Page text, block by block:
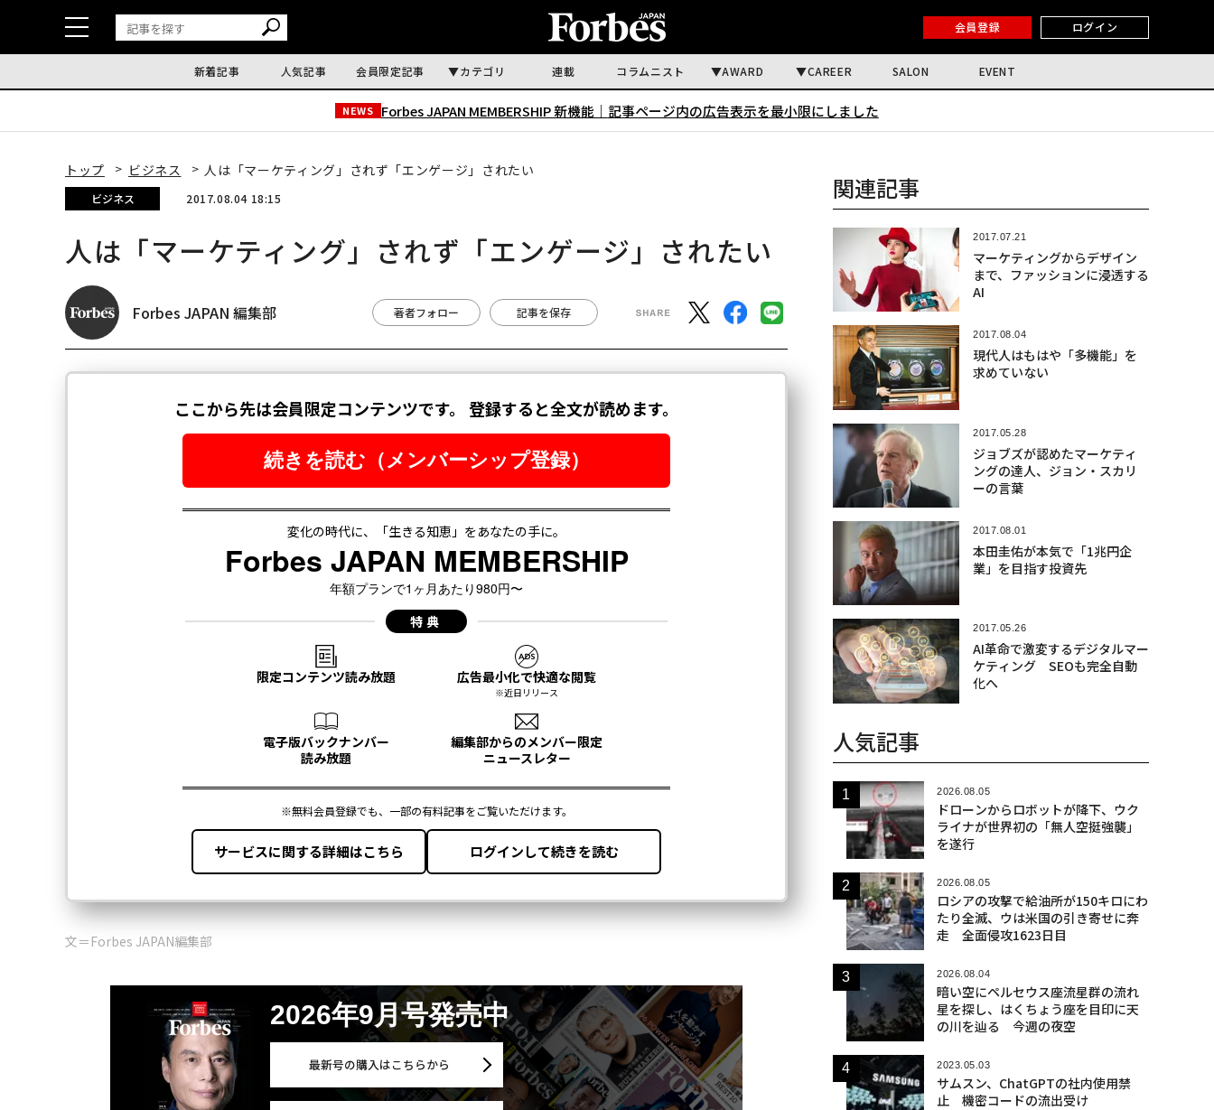
会員登録 ログイン
新着記事 人気記事 会員限定記事 カテゴリ 連載 コラムニスト AWARD CAREER SALON EVENT
NEWS Forbes JAPAN MEMBERSHIP 新機能｜ 記事ページ内の広告表示を最小限にしました
トップ ビジネス 人は「マーケティング」されず「エンゲージ」されたい
ビジネス 2017.08.04 18:15
人は「マーケティング」されず「エンゲージ」されたい
Forbes JAPAN 編集部 著者フォロー 記事を保存
文＝Forbes JAPAN編集部
2026年9月号発売中
最新号の購入はこちらから
関連記事
2017.07.21
マーケティングからデザイン
まで、ファッションに浸透する
AI
2017.08.04
現代人はもはや「多機能」を
求めていない
2017.05.28
ジョブズが認めたマーケティ
ングの達人、ジョン・スカリ
ーの言葉
2017.08.01
本田圭佑が本気で「1兆円企
業」を目指す投資先
2017.05.26
AI革命で激変するデジタルマー
ケティング SEOも完全自動
化へ
人気記事
2026.08.05
ドローンからロボットが降下、ウク
ライナが世界初の「無人空挺強襲」
を遂行
2026.08.05
ロシアの攻撃で給油所が150キロにわ
たり全滅、ウは米国の引き寄せに奔
走 全面侵攻1623日目
2026.08.04
暗い空にペルセウス座流星群の流れ
星を探し、はくちょう座を目印に天
の川を辿る 今週の夜空
2023.05.03
サムスン、ChatGPTの社内使用禁
止 機密コードの流出受け